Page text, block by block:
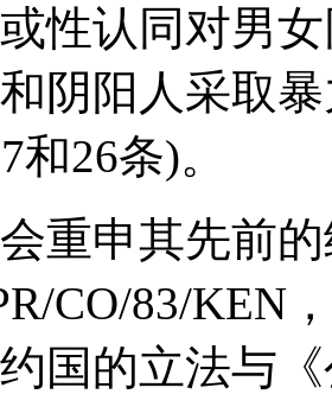
性认同对男
阴阳人采取
和26条)。
重申其先前
CO/83/KEN
国的立法与